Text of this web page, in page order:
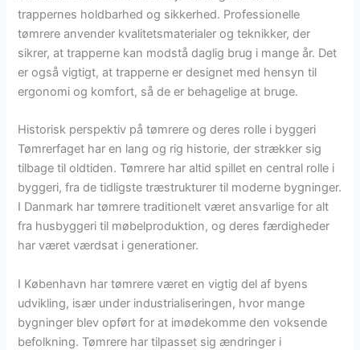
trappernes holdbarhed og sikkerhed. Professionelle
tømrere anvender kvalitetsmaterialer og teknikker, der
sikrer, at trapperne kan modstå daglig brug i mange år. Det
er også vigtigt, at trapperne er designet med hensyn til
ergonomi og komfort, så de er behagelige at bruge.
Historisk perspektiv på tømrere og deres rolle i byggeri
Tømrerfaget har en lang og rig historie, der strækker sig
tilbage til oldtiden. Tømrere har altid spillet en central rolle i
byggeri, fra de tidligste træstrukturer til moderne bygninger.
I Danmark har tømrere traditionelt været ansvarlige for alt
fra husbyggeri til møbelproduktion, og deres færdigheder
har været værdsat i generationer.
I København har tømrere været en vigtig del af byens
udvikling, især under industrialiseringen, hvor mange
bygninger blev opført for at imødekomme den voksende
befolkning. Tømrere har tilpasset sig ændringer i